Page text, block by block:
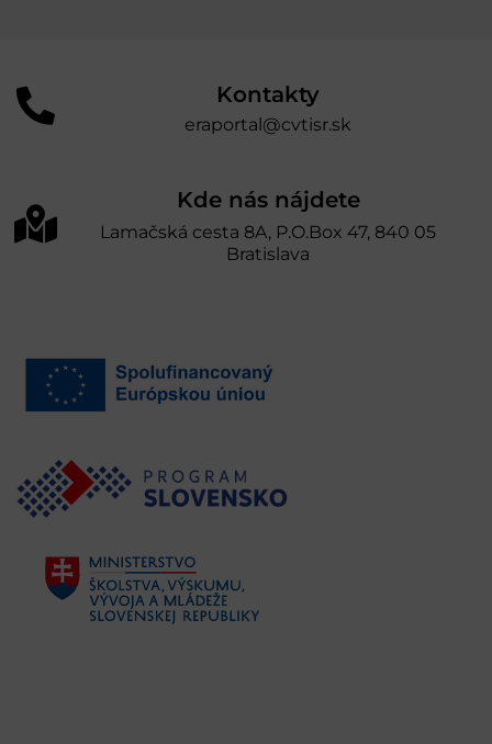
Kontakty
eraportal@cvtisr.sk
Kde nás nájdete
Lamačská cesta 8A, P.O.Box 47, 840 05
Bratislava